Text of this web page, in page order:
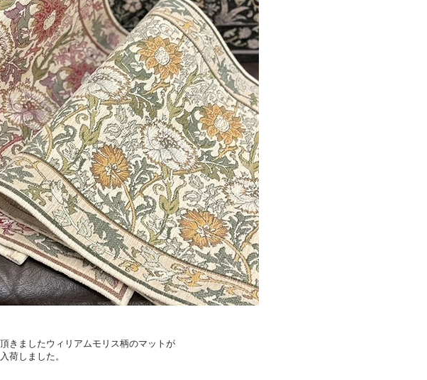
きましたウィリアムモリス柄のマットが
入荷しました。